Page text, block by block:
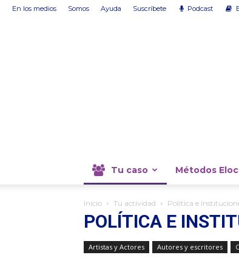
En los medios Somos Ayuda Suscríbete Podcast
Tu caso Métodos
Inicio Tu actividad Política e
POLÍTICA E
Artistas y Actores Autores y escritores